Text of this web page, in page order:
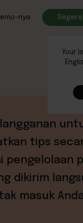
nya
Your
tips
pengelolaan
dikirim
masuk